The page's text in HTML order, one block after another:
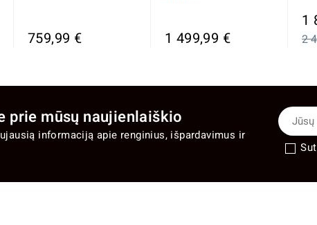
759,99 € 1 499,99 €
1
2
prie mūsų naujienlaiškio
informaciją apie renginius, išpardavimus ir